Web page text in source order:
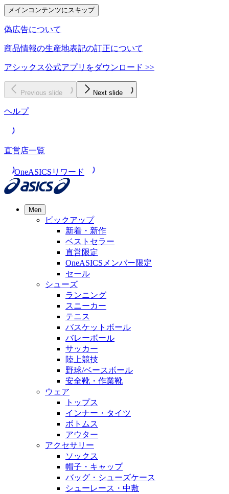
メインコンテンツにスキップ
偽広告について
商品情報の生産地表記の訂正について
アシックス公式アプリをダウンロード >>
Previous slide Next slide
ヘルプ
直営店一覧
OneASICSリワード
Men
ピックアップ
新着・新作
ベストセラー
直営限定
OneASICSメンバー限定
セール
シューズ
ランニング
スニーカー
テニス
バスケットボール
バレーボール
サッカー
陸上競技
野球/ベースボール
安全靴・作業靴
ウェア
トップス
インナー・タイツ
ボトムス
アウター
アクセサリー
ソックス
帽子・キャップ
バッグ・シューズケース
シューレース・中敷